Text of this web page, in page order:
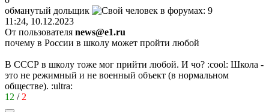
обманутый дольщик
11:24, 10.12.2023
От пользователя news@e1.ru
почему в России в школу может пройти любой
В СССР в школу тоже мог прийти любой. И чо? :cool: Школа -
это не режимный и не военный объект (в нормальном
обществе). :ultra:
12 / 2